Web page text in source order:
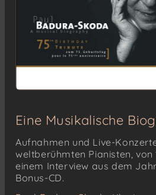
Eine Musikalische
Aufnahmen und Live-
weltberühmten Pianisten, von
einem Interview aus dem
Bonus-CD.